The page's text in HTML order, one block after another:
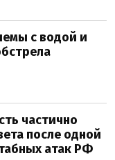
с водой и
частично
после одной
атак РФ